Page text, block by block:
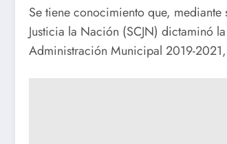
Se tiene conocimiento que,
Justicia la Nación (SCJN) dictaminó
Administración Municipal 2019-